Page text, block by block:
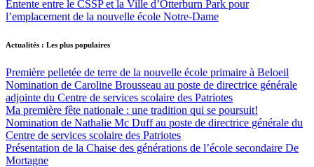
Entente entre le CSSP et la Ville d’Otterburn Park pour
l’emplacement de la nouvelle école Notre-Dame
Actualités : Les plus populaires
Première pelletée de terre de la nouvelle école primaire à Beloeil
Nomination de Caroline Brousseau au poste de directrice générale
adjointe du Centre de services scolaire des Patriotes
Ma première fête nationale : une tradition qui se poursuit!
Nomination de Nathalie Mc Duff au poste de directrice générale du
Centre de services scolaire des Patriotes
Présentation de la Chaise des générations de l’école secondaire De
Mortagne